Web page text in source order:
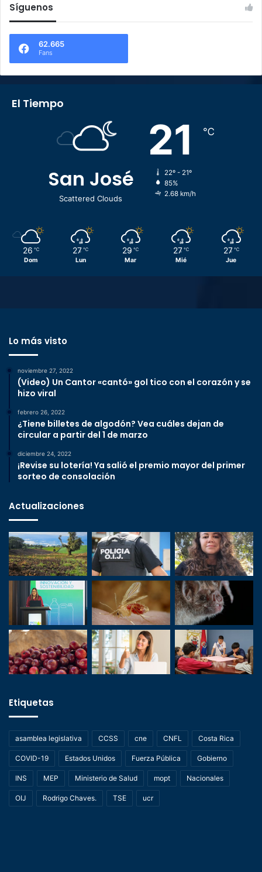
Síguenos
62.665
Fans
El Tiempo
San José
Scattered Clouds
21 ℃
22º - 21º
85%
2.68 km/h
26 ℃
Dom
27 ℃
Lun
29 ℃
Mar
27 ℃
Mié
27 ℃
Jue
Lo más visto
noviembre 27, 2022
(Video) Un Cantor «cantó» gol tico con el corazón y se
hizo viral
febrero 26, 2022
¿Tiene billetes de algodón? Vea cuáles dejan de
circular a partir del 1 de marzo
diciembre 24, 2022
¡Revise su lotería! Ya salió el premio mayor del primer
sorteo de consolación
Actualizaciones
Etiquetas
asamblea legislativa CCSS cne CNFL Costa Rica
COVID-19 Estados Unidos Fuerza Pública Gobierno
INS MEP Ministerio de Salud mopt Nacionales
OIJ Rodrigo Chaves. TSE ucr